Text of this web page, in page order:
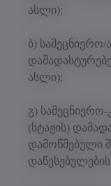
ასლი);
ბ) სამეცნიერო/
ასლი);
გ)
(სტაჟის)
დამოწმებული